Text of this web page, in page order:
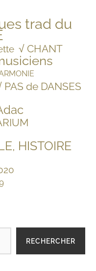
trad du
√ CHANT
PAS de DANSES
HISTOIRE
RECHERCHER